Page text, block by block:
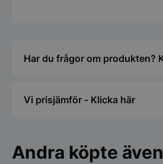
Har du frågor om produkten?
Vi prisjämför - Klicka här
Andra köpte även